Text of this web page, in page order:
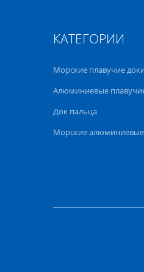
КАТЕГОРИИ
Морские плавучие доки
Алюминиевые
Док пальца